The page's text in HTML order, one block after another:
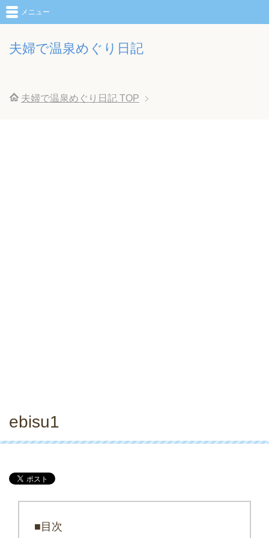
夫婦で温泉めぐり日記
メニュー
夫婦で温泉めぐり日記 TOP
ebisu1
■目次